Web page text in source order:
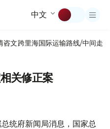
中文
咨文跨里海国际运输路线/中间走廊
关修正案
统府新闻局消息，国家总